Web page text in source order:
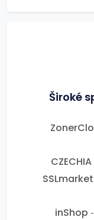
Široké
CZECHIA
SSLmarket
inShop